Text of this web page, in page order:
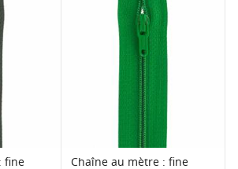
fine
Chaîne au mètre : fine